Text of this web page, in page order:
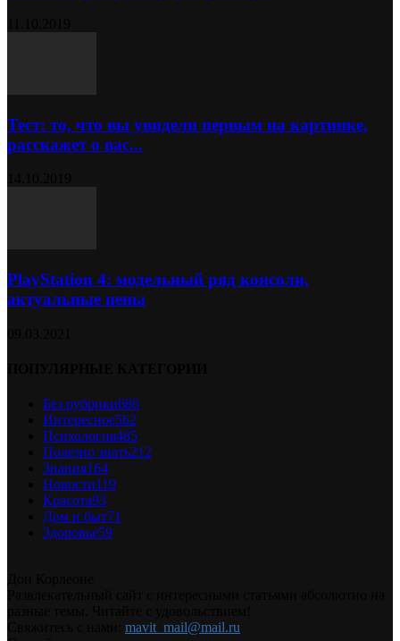
Тест: то, что вы увидели первым на картинке,
расскажет о вас...
PlayStation 4: модельный ряд консоли,
актуальные цены
Без рубрики686
Интересное562
Психология485
Полезно знать212
Знания164
Новости119
Красота93
Дом и быт71
Здоровье59
mavit_mail@mail.ru